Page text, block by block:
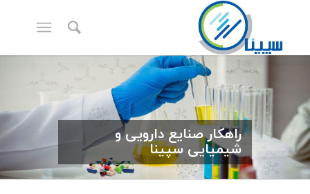
راهکار صنایع دارویی و
شیمیایی سپینا